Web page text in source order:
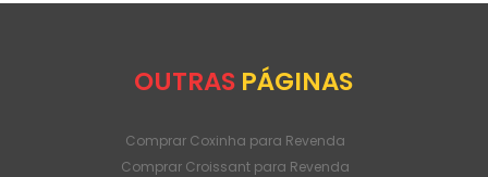
OUTRAS PÁGINAS
Comprar Coxinha para Revenda
Comprar Croissant para Revenda